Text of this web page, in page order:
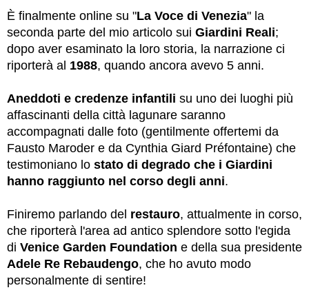
È finalmente online su "La Voce di Venezia" la
seconda parte del mio articolo sui Giardini Reali;
dopo aver esaminato la loro storia, la narrazione ci
riporterà al 1988, quando ancora avevo 5 anni.
Aneddoti e credenze infantili su uno dei luoghi più
affascinanti della città lagunare saranno
accompagnati dalle foto (gentilmente offertemi da
Fausto Maroder e da Cynthia Giard Préfontaine) che
testimoniano lo stato di degrado che i Giardini
hanno raggiunto nel corso degli anni.
Finiremo parlando del restauro, attualmente in corso,
che riporterà l'area ad antico splendore sotto l'egida
di Venice Garden Foundation e della sua presidente
Adele Re Rebaudengo, che ho avuto modo
personalmente di sentire!